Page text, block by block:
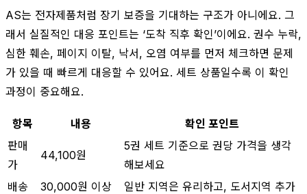
AS는 전자제품처럼 장기 보증을 기대하는 구조가 아니에요. 그
래서 실질적인 대응 포인트는 ‘도착 직후 확인’이에요. 권수 누락,
심한 훼손, 페이지 이탈, 낙서, 오염 여부를 먼저 체크하면 문제
가 있을 때 빠르게 대응할 수 있어요. 세트 상품일수록 이 확인
과정이 중요해요.
항목 내용
확인 포인트
판매
가
44,100원
5권 세트 기준으로 권당 가격을 생각
해보세요
배송
30,000원 이상
일반 지역은 유리하고, 도서지역 추가